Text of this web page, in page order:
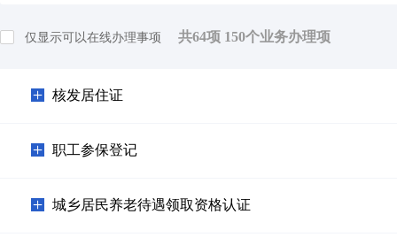
仅显示可以在线办理事项 共64项 150个业务办理项
核发居住证
职工参保登记
城乡居民养老待遇领取资格认证